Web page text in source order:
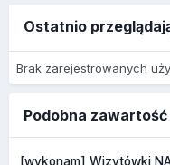
Ostatnio
Brak zarejestrowanych
Podobna zawartość
[wykonam] Wizytówki